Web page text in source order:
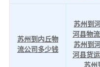
苏州到内丘物
流公司多少钱
苏州到
河县物
苏州到
河县货
苏州